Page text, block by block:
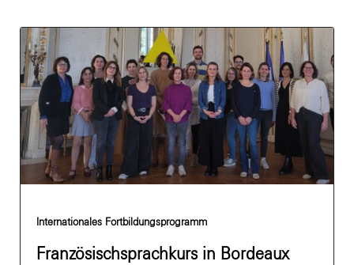
Internationales Fortbildungsprogramm
Französischsprachkurs in Bordeaux